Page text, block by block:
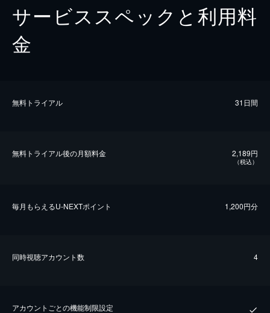
サービススペックと利用料
金
無料トライアル 31日間
無料トライアル後の⽉額料金 2,189円
（税込）
毎⽉もらえるU-NEXTポイント 1,200円分
同時視聴アカウント数 4
アカウントごとの機能制限設定